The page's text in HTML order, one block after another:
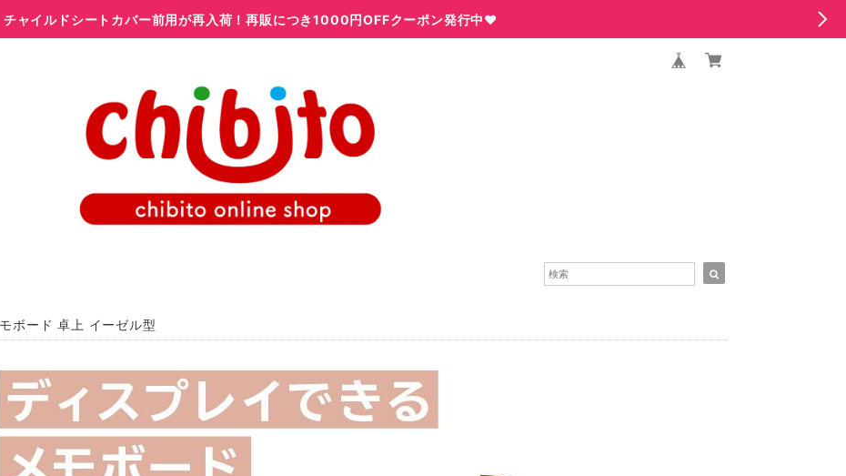
チャイルドシートカバー前用が再入荷！再販につき1000円OFFクーポン発行中♥
ボード 卓上 イーゼル型